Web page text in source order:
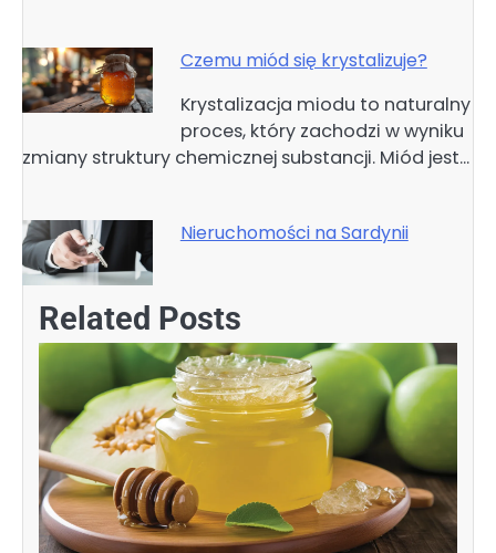
Czemu miód się krystalizuje?
Krystalizacja miodu to naturalny
proces, który zachodzi w wyniku
zmiany struktury chemicznej substancji. Miód jest…
Nieruchomości na Sardynii
Related Posts